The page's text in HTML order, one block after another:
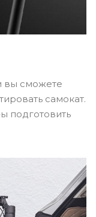
вы сможете
самокат.
подготовить